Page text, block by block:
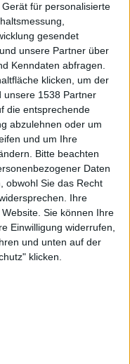
für personalisierte
gesendet
unsere Partner über
Kenndaten abfragen.
klicken, um der
unsere 1538 Partner
die entsprechende
abzulehnen oder um
und um Ihre
Bitte beachten
Daten
obwohl Sie das Recht
Ihre
Sie können Ihre
Einwilligung widerrufen,
und unten auf der
klicken.